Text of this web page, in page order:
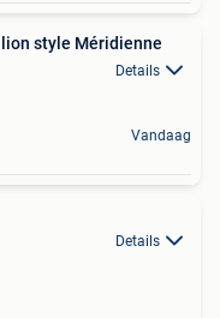
Barcelona Pavillion style Méridienne
Details
Vandaag
Details